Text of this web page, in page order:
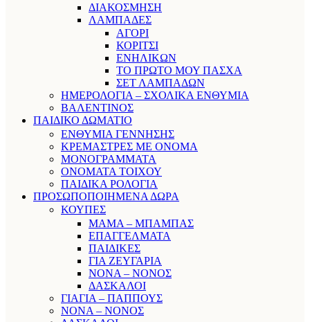
ΔΙΑΚΟΣΜΗΣΗ
ΛΑΜΠΑΔΕΣ
ΑΓΟΡΙ
ΚΟΡΙΤΣΙ
ΕΝΗΛΙΚΩΝ
ΤΟ ΠΡΩΤΟ ΜΟΥ ΠΑΣΧΑ
ΣΕΤ ΛΑΜΠΑΔΩΝ
ΗΜΕΡΟΛΟΓΙΑ – ΣΧΟΛΙΚΑ ΕΝΘΥΜΙΑ
ΒΑΛΕΝΤΙΝΟΣ
ΠΑΙΔΙΚΟ ΔΩΜΑΤΙΟ
ΕΝΘΥΜΙΑ ΓΕΝΝΗΣΗΣ
ΚΡΕΜΑΣΤΡΕΣ ΜΕ ΟΝΟΜΑ
ΜΟΝΟΓΡΑΜΜΑΤΑ
ΟΝΟΜΑΤΑ ΤΟΙΧΟΥ
ΠΑΙΔΙΚΑ ΡΟΛΟΓΙΑ
ΠΡΟΣΩΠΟΠΟΙΗΜΕΝΑ ΔΩΡΑ
ΚΟΥΠΕΣ
ΜΑΜΑ – ΜΠΑΜΠΑΣ
ΕΠΑΓΓΕΛΜΑΤΑ
ΠΑΙΔΙΚΕΣ
ΓΙΑ ΖΕΥΓΑΡΙΑ
ΝΟΝΑ – ΝΟΝΟΣ
ΔΑΣΚΑΛΟΙ
ΓΙΑΓΙΑ – ΠΑΠΠΟΥΣ
ΝΟΝΑ – ΝΟΝΟΣ